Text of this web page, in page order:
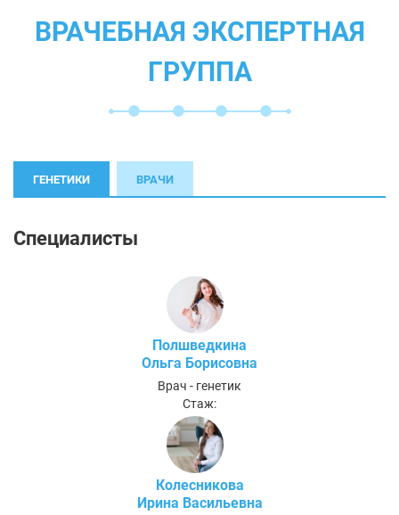
ВРАЧЕБНАЯ ЭКСПЕРТНАЯ
ГРУППА
ГЕНЕТИКИ ВРАЧИ
Специалисты
Полшведкина
Ольга Борисовна
Врач - генетик
Стаж:
Колесникова
Ирина Васильевна